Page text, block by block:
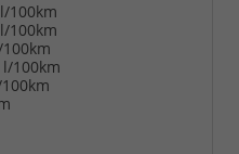
100km
100km
l/100km